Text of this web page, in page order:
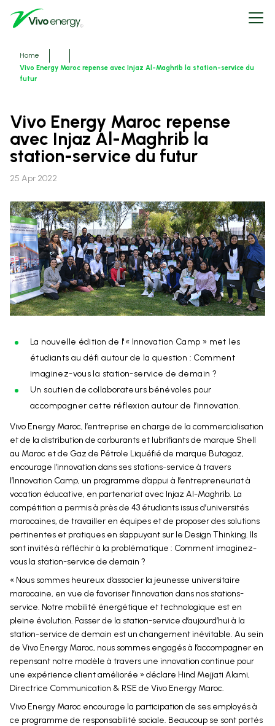
main
content
Open
menu
Breadcrumbs
Home
Vivo Energy Maroc repense avec Injaz Al-Maghrib la station-service du
futur
Vivo Energy Maroc repense
avec Injaz Al-Maghrib la
station-service du futur
25 Apr 2022
La nouvelle édition de l'« Innovation Camp » met les
étudiants au défi autour de la question : Comment
imaginez-vous la station-service de demain ?
Un soutien de collaborateurs bénévoles pour
accompagner cette réflexion autour de l’innovation.
Vivo Energy Maroc, l’entreprise en charge de la commercialisation
et de la distribution de carburants et lubrifiants de marque Shell
au Maroc et de Gaz de Pétrole Liquéfié de marque Butagaz,
encourage l’innovation dans ses stations-service à travers
l’Innovation Camp, un programme d’appui à l’entrepreneuriat à
vocation éducative, en partenariat avec Injaz Al-Maghrib. La
compétition a permis à près de 43 étudiants issus d’universités
marocaines, de travailler en équipes et de proposer des solutions
pertinentes et pratiques en s’appuyant sur le Design Thinking. Ils
sont invités à réfléchir à la problématique : Comment imaginez-
vous la station-service de demain ?
« Nous sommes heureux d’associer la jeunesse universitaire
marocaine, en vue de favoriser l’innovation dans nos stations-
service. Notre mobilité énergétique et technologique est en
pleine évolution. Passer de la station-service d’aujourd’hui à la
station-service de demain est un changement inévitable. Au sein
de Vivo Energy Maroc, nous sommes engagés à l’accompagner en
repensant notre modèle à travers une innovation continue pour
une expérience client améliorée » déclare Hind Mejjati Alami,
Directrice Communication & RSE de Vivo Energy Maroc.
Vivo Energy Maroc encourage la participation de ses employés à
ce programme de responsabilité sociale. Beaucoup se sont portés